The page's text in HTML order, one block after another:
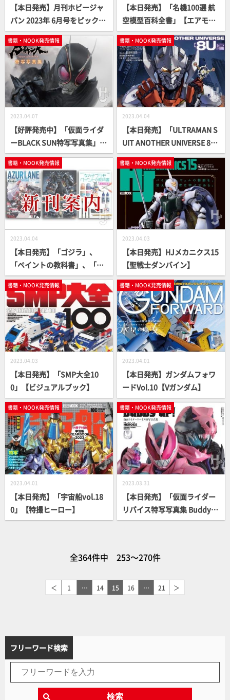
【本日発売】月刊ホビージャ
パン 2023年 6月号をピックア
ップ！
【本日発売】「名機100選 航
空模型百科全書」【エアモデ
ル】
書籍・MOOK発売情報
2023.04.07
【好評発売中】「仮面ライダ
ーBLACK SUN特写写真集」
【仮面ライダー】
書籍・MOOK発売情報
2023.04.04
【本日発売】「ULTRAMAN S
UIT ANOTHER UNIVERSE 8U
編」【小説】
書籍・MOOK発売情報
2023.04.04
【本日発売】「ゴジラ」、
「ペイントの教科書」、「ア
ズールレーン」書籍続々登
場！
書籍・MOOK発売情報
2023.04.03
【本日発売】HJメカニクス15
【聖戦士ダンバイン】
書籍・MOOK発売情報
2023.04.03
【本日発売】「SMP大全10
0」【ビジュアルブック】
書籍・MOOK発売情報
2023.04.01
【本日発売】ガンダムフォワ
ードVol.10【Vガンダム】
書籍・MOOK発売情報
2023.04.01
【本日発売】「宇宙船vol.18
0」【特撮ヒーロー】
書籍・MOOK発売情報
2023.03.31
【本日発売】「仮面ライダー
リバイス特写写真集 Buddy U
p！」【仮面ライダー】
全364件中 253～270件
＜ 1 … 14 15 16 … 21 ＞
フリーワード検索
検索